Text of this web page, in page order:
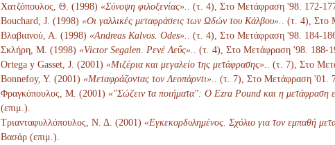
Χατζόπουλος, Θ. (1998) «Σύνοψη φιλοξενίας».
. (τ. 4), Στο Μετάφραση '98. 172-
Bouchard, J. (1998) «Οι γαλλικές μεταφράσεις των Ωδών του Κάλβου».
. (τ. 4),
Βλαβιανού, Α. (1998) «Andreas Kalvos. Odes».
. (τ. 4), Στο Μετάφραση '98. 184-
Σκλήρη, Μ. (1998) «Victor Segalen. Ρενέ Λεΰς».
. (τ. 4), Στο Μετάφραση '98. 188-
Ortega y Gasset, J. (2001) «Μιζέρια και μεγαλείο της μετάφρασης».
. (τ. 7), Στο
Bonnefoy, Y. (2001) «Μεταφράζοντας τον Λεοπάρντι».
. (τ. 7), Στο Μετάφραση '01.
Φραγκόπουλος, Μ. (2001) «"Σώζειν τα ποιήματα": Ο Ezra Pound και η μετάφραση
(επιμ.).
Τριανταφυλλόπουλος, Ν. Δ. (2001) «Εγκεκορδυλημένος. Σχόλιο για τον εμπαθή
Βασάρ (επιμ.).